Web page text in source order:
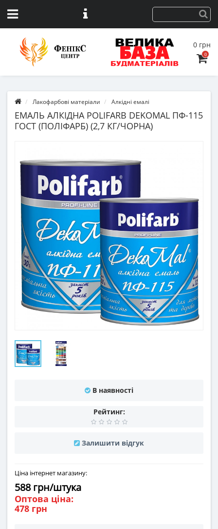
0 грн
0
Лакофарбові матеріали Алкідні емалі
ЕМАЛЬ АЛКІДНА POLIFARB DEKOMAL ПФ-115
ГОСТ (ПОЛІФАРБ) (2,7 КГ/ЧОРНА)
В наявності
Рейтинг:
Залишити відгук
Ціна інтернет магазину:
588 грн/штука
Оптова ціна:
478 грн